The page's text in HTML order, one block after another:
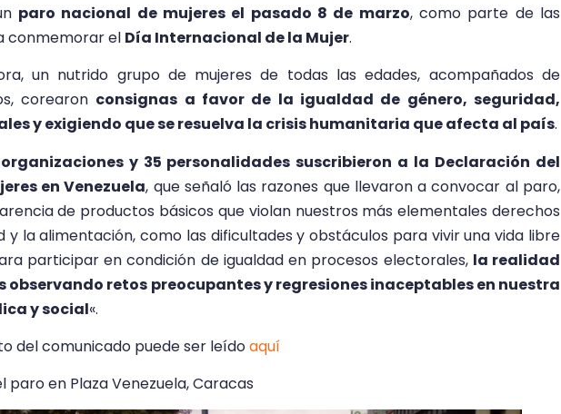
paro nacional de mujeres el pasado 8 de marzo, como parte de las
conmemorar el Día Internacional de la Mujer.
un nutrido grupo de mujeres de todas las edades, acompañados de
corearon consignas a favor de la igualdad de género, seguridad,
y exigiendo que se resuelva la crisis humanitaria que afecta al país.
y 35 personalidades suscribieron a la Declaración del
en Venezuela, que señaló las razones que llevaron a convocar al paro,
de productos básicos que violan nuestros más elementales derechos
y la alimentación, como las dificultades y obstáculos para vivir una vida libre
participar en condición de igualdad en procesos electorales, la realidad
observando retos preocupantes y regresiones inaceptables en nuestra
y social«.
del comunicado puede ser leídoaquí
paro en Plaza Venezuela, Caracas